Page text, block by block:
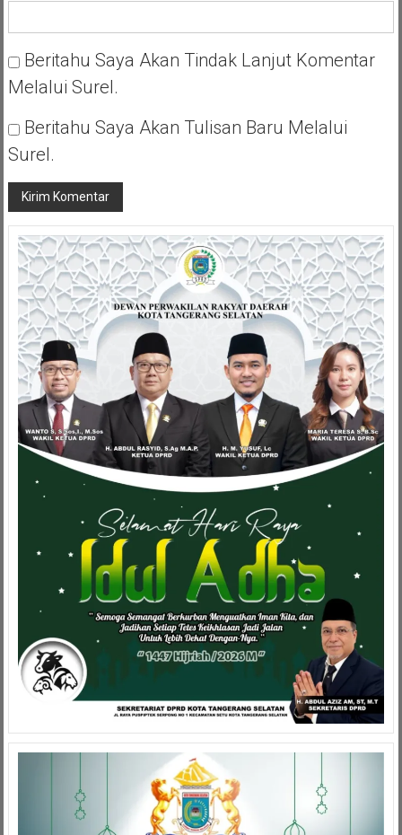
Beritahu Saya Akan Tindak Lanjut Komentar
Melalui Surel.
Beritahu Saya Akan Tulisan Baru Melalui
Surel.